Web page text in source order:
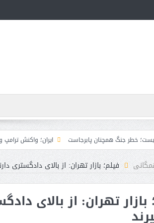
همچنان پابرجاست ایران؛ واکنش ترامپ و معاونش
فیلم؛ بازار تهران: از بالای دادگستری
بازار تهران: از بالای